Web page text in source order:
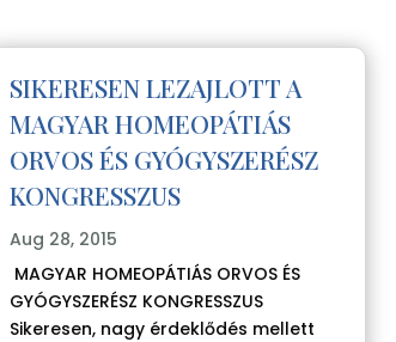
SIKERESEN LEZAJLOTT A
MAGYAR HOMEOPÁTIÁS
ORVOS ÉS GYÓGYSZERÉSZ
KONGRESSZUS
Aug 28, 2015
MAGYAR HOMEOPÁTIÁS ORVOS ÉS
GYÓGYSZERÉSZ KONGRESSZUS
Sikeresen, nagy érdeklődés mellett